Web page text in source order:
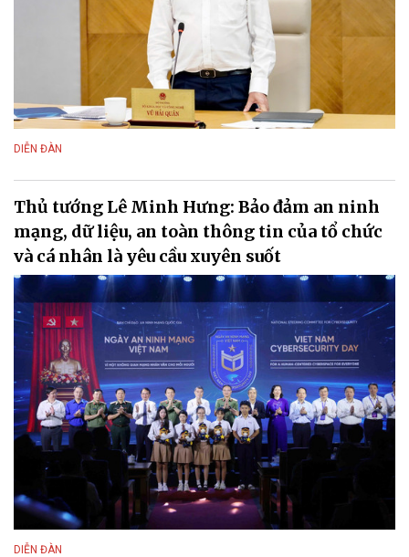
DIỄN ĐÀN
Thủ tướng Lê Minh Hưng: Bảo đảm an ninh
mạng, dữ liệu, an toàn thông tin của tổ chức
và cá nhân là yêu cầu xuyên suốt
DIỄN ĐÀN